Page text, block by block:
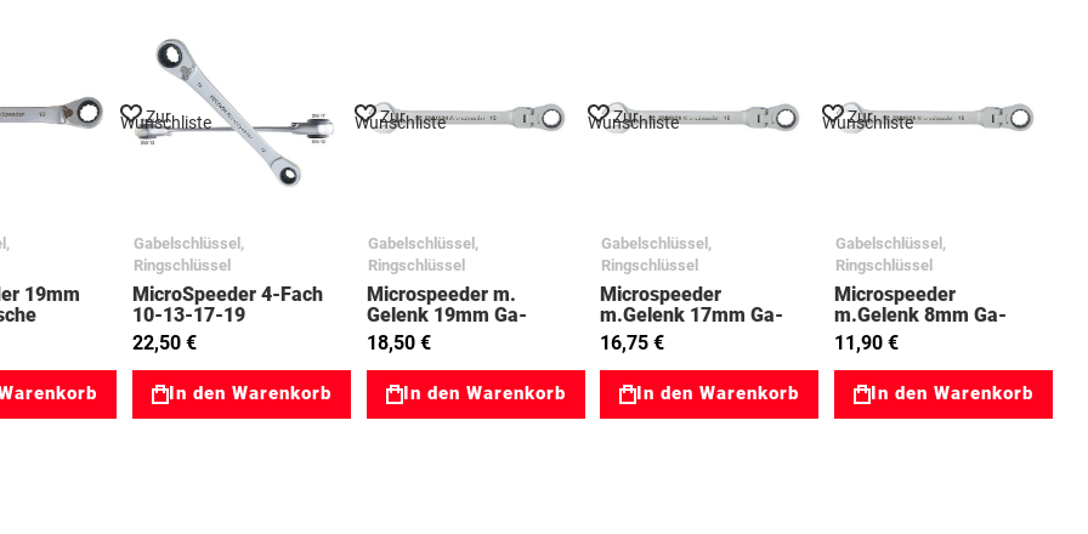
19mm
Zur
Wunschliste
Gabelschlüssel,
Ringschlüssel
MicroSpeeder 4-Fach
10-13-17-19
03023236
22,50 €
In den Warenkorb
Zur
Wunschliste
Gabelschlüssel,
Ringschlüssel
Microspeeder m.
Gelenk 19mm Ga-
Ringratsche 03023056
18,50 €
In den Warenkorb
Zur
Wunschliste
Gabelschlüssel,
Ringschlüssel
Microspeeder
m.Gelenk 17mm Ga-
Ringratsche 03023054
16,75 €
In den Warenkorb
Zur
Wunschliste
Gabelschlüssel,
Ringschlüssel
Microspeeder
m.Gelenk 8mm Ga-
Ringratsche 03023045
11,90 €
In den Warenkorb